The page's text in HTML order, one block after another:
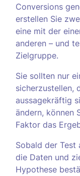
Conversions
erstellen Sie
eine mit der
anderen – und
Zielgruppe.
Sie sollten nur
sicherzustellen,
aussagekräftig
ändern, können
Faktor das
Sobald der Test
die Daten und
Hypothese